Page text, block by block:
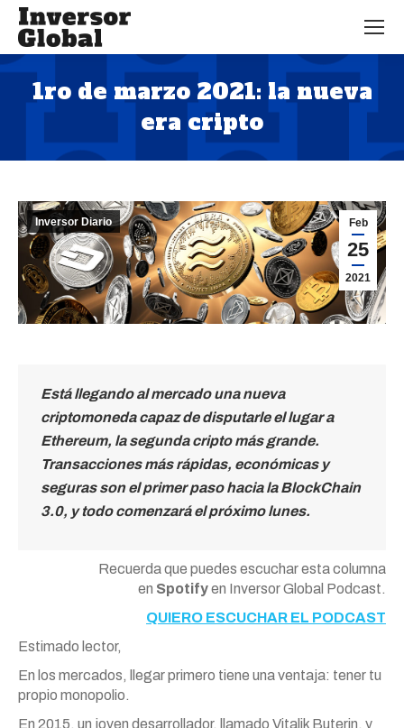
1ro de marzo 2021: la nueva
era cripto
Estás aquí:
Feb
25
2021
Inversor Diario
Está llegando al mercado una nueva
criptomoneda capaz de disputarle el lugar a
Ethereum, la segunda cripto más grande.
Transacciones más rápidas, económicas y
seguras son el primer paso hacia la BlockChain
3.0, y todo comenzará el próximo lunes.
Recuerda que puedes escuchar esta columna
en Spotifyen Inversor Global Podcast.
QUIERO ESCUCHAR EL PODCAST
Estimado lector,
En los mercados, llegar primero tiene una ventaja: tener tu
propio monopolio.
En 2015, un joven desarrollador, llamado Vitalik Buterin, y